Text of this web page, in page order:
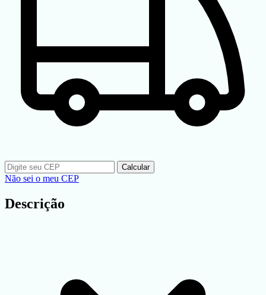
Calcular
Não sei o meu CEP
Descrição